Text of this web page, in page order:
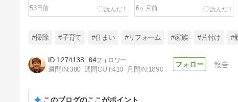
53日前
6ヶ月前
#掃除 #子育て #住まい #リフォーム #家族 #片付け #
1274138
64
週間IN:380 週間OUT:410 月間IN:1890
報告
このブログのここがポイント